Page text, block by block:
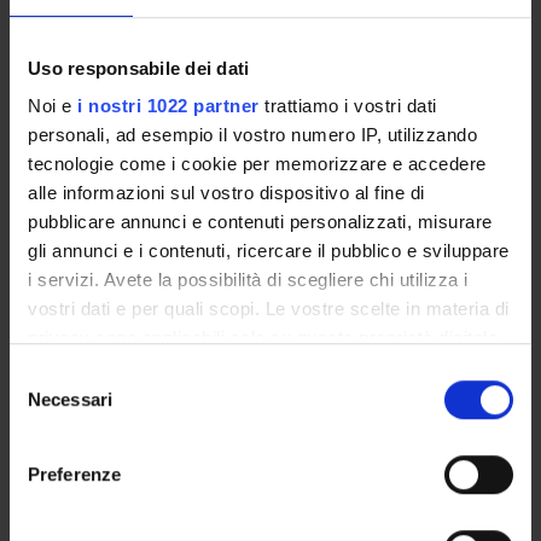
Uso responsabile dei dati
Noi e i nostri 1022 partner trattiamo i vostri dati
personali, ad esempio il vostro numero IP, utilizzando
tecnologie come i cookie per memorizzare e accedere
alle informazioni sul vostro dispositivo al fine di
pubblicare annunci e contenuti personalizzati, misurare
gli annunci e i contenuti, ricercare il pubblico e sviluppare
i servizi. Avete la possibilità di scegliere chi utilizza i
vostri dati e per quali scopi. Le vostre scelte in materia di
modificare o revocare il proprio consenso in qualsiasi
momento dalla Dichiarazione sui cookie o facendo clic
delNecessari
Preferenze
Tipo di corso
1 Anno
Organo di controllo
Comitato Scientifico del Master Universitario Nazionale
per la Dirigenza degli Istituti Scolastici (MUNDIS) (II livello)
Gestione didattica e studenti
Unità operativa Post Lauream
Sede
VERONA
Scienze Umane
Scienze Umanistiche